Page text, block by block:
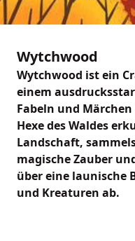
Wytchwood
Wytchwood ist ein
einem
Fabeln und
Hexe des Waldes
Landschaft,
magische Zauber
über eine launische
und Kreaturen ab.